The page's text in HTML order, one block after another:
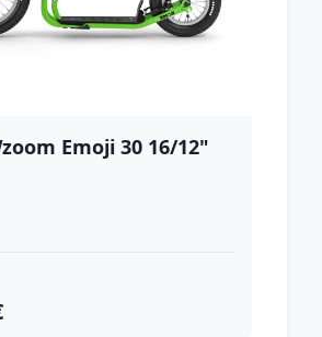
Emoji 30 16/12"